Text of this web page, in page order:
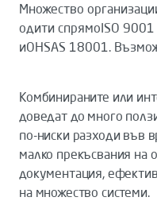
Множество
одити спрямоISO
иOHSAS 18001.
Комбинираните или
доведат до много
по-ниски разходи във
малко прекъсвания на
документация,
на множество системи.